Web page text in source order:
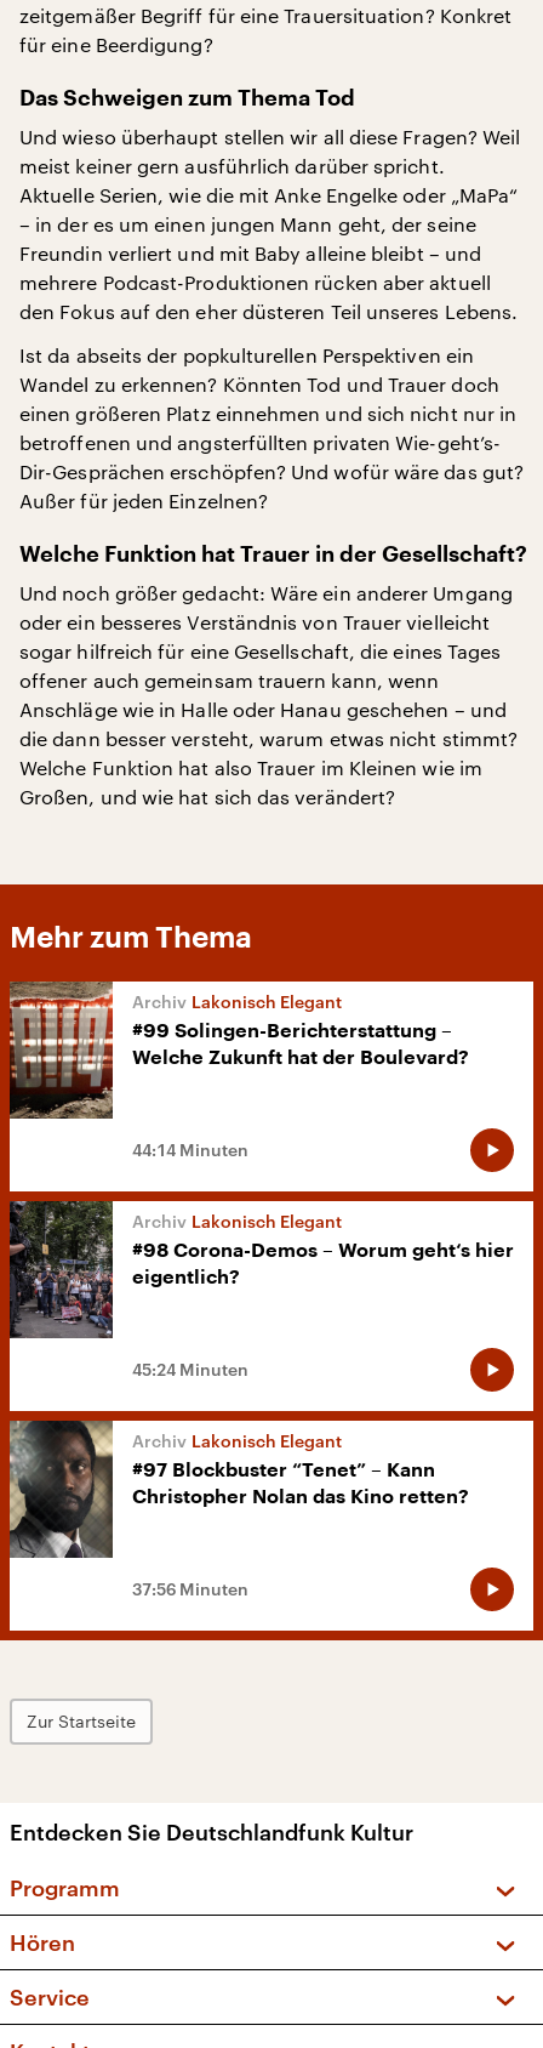
zeitgemäßer Begriff für eine Trauersituation? Konkret
für eine Beerdigung?
Das Schweigen zum Thema Tod
Und wieso überhaupt stellen wir all diese Fragen? Weil
meist keiner gern ausführlich darüber spricht.
Aktuelle Serien, wie die mit Anke Engelke oder „MaPa“
– in der es um einen jungen Mann geht, der seine
Freundin verliert und mit Baby alleine bleibt – und
mehrere Podcast-Produktionen rücken aber aktuell
den Fokus auf den eher düsteren Teil unseres Lebens.
Ist da abseits der popkulturellen Perspektiven ein
Wandel zu erkennen? Könnten Tod und Trauer doch
einen größeren Platz einnehmen und sich nicht nur in
betroffenen und angsterfüllten privaten Wie-geht’s-
Dir-Gesprächen erschöpfen? Und wofür wäre das gut?
Außer für jeden Einzelnen?
Welche Funktion hat Trauer in der Gesellschaft?
Und noch größer gedacht: Wäre ein anderer Umgang
oder ein besseres Verständnis von Trauer vielleicht
sogar hilfreich für eine Gesellschaft, die eines Tages
offener auch gemeinsam trauern kann, wenn
Anschläge wie in Halle oder Hanau geschehen – und
die dann besser versteht, warum etwas nicht stimmt?
Welche Funktion hat also Trauer im Kleinen wie im
Großen, und wie hat sich das verändert?
Mehr zum Thema
Lakonisch Elegant
#99 Solingen-Berichterstattung –
Welche Zukunft hat der Boulevard?
44:14 Minuten
Lakonisch Elegant
#98 Corona-Demos – Worum geht‘s hier
eigentlich?
45:24 Minuten
Lakonisch Elegant
#97 Blockbuster “Tenet” – Kann
Christopher Nolan das Kino retten?
37:56 Minuten
Zur Startseite
Entdecken Sie Deutschlandfunk Kultur
Programm
Sendungen und Podcasts
Musikliste
Hören
Frequenzen (UKW + DAB+)
Service
FAQ